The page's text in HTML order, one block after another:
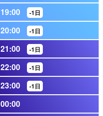
19:00 -1日
20:00 -1日
21:00 -1日
22:00 -1日
23:00 -1日
00:00